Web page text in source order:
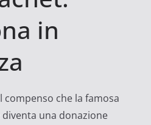
in
che la famosa
una donazione